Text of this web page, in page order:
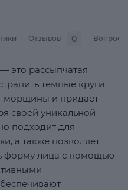
Отзывов 0 Вопросы
это рассыпчатая
темные круги
морщины и придает
своей уникальной
подходит для
а также позволяет
форму лица с помощью